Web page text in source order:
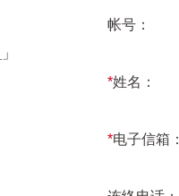
」
帐号：
*姓名：
*电子信箱：